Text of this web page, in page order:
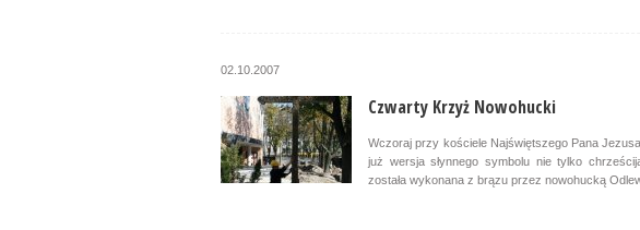
02.10.2007
Czwarty Krzyż Nowohucki
Wczoraj przy kościele Najświętszego Pana
już wersja słynnego symbolu nie tylko
została wykonana z brązu przez nowohucką